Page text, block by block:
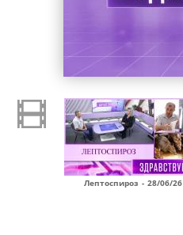
Лептоспироз - 28/06/26